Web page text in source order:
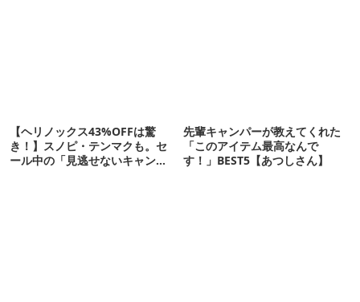
【ヘリノックス43%OFFは驚
き！】スノピ・テンマクも。セ
ール中の「見逃せないキャンプ
先輩キャンパーが教えてくれた
「このアイテム最高なんで
す！」BEST5【あつしさん】